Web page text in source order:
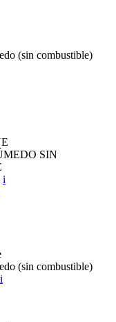
(sin combustible)
SIN
i
(sin combustible)
i